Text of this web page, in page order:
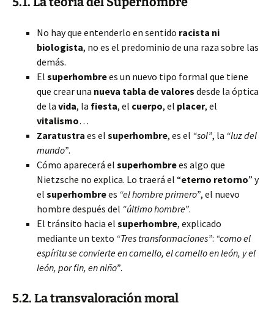
No hay que entenderlo en sentido racista ni
biologista, no es el predominio de una raza sobre las
demás.
El superhombrees un nuevo tipo formal que tiene
que crear una nueva tabla de valores desde la óptica
de la vida, la fiesta, el cuerpo, el placer, el
vitalismo…
Zaratustra es el superhombre, es el “sol”, la “luz del
mundo”.
Cómo aparecerá el superhombrees algo que
Nietzsche no explica. Lo traerá el “eterno retorno” y
el superhombrees “el hombre primero”, el nuevo
hombre después del “último hombre”.
El tránsito hacia el superhombre, explicado
mediante un texto “Tres transformaciones”: “como el
espíritu se convierte en camello, el camello en león, y el
león, por fin, en niño”.
5.2. Latransvaloración moral